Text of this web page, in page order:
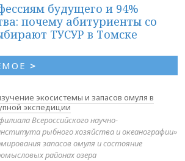
будущего и 94%
почему абитуриенты со
ТУСУР в Томске
>
экосистемы и запасов омуля в
экспедиции
Всероссийского научно-
рыбного хозяйства и океанографии»
запасов омуля и состояние
районах озера